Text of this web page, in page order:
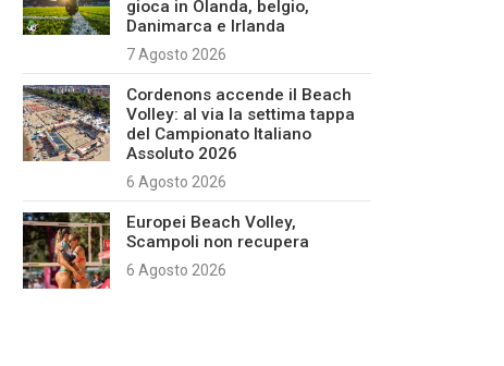
gioca in Olanda, belgio,
Danimarca e Irlanda
7 Agosto 2026
Cordenons accende il Beach
Volley: al via la settima tappa
del Campionato Italiano
Assoluto 2026
6 Agosto 2026
Europei Beach Volley,
Scampoli non recupera
6 Agosto 2026